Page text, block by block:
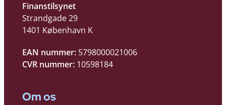
Finanstilsynet
Strandgade 29
1401 København K
EAN nummer: 5798000021006
CVR nummer: 10598184
Om os